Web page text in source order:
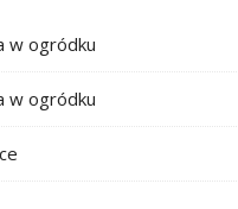
w ogródku
w ogródku